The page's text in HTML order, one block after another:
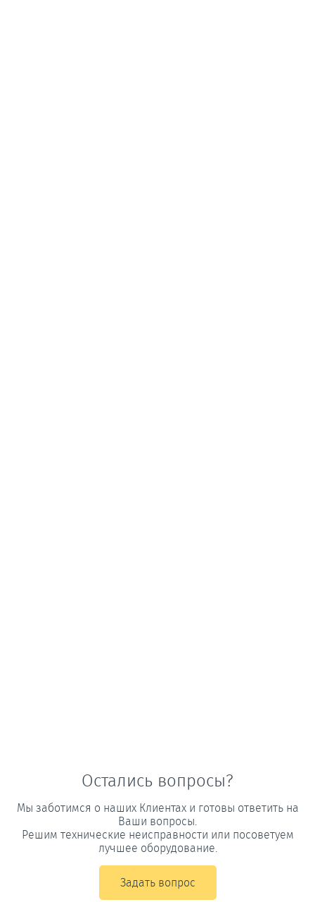
Остались вопросы?
Мы заботимся о наших Клиентах и готовы ответить на
Ваши вопросы.
Решим технические неисправности или посоветуем
лучшее оборудование.
Задать вопрос